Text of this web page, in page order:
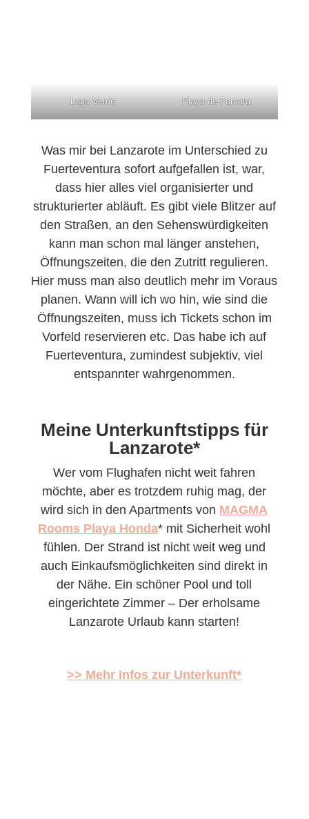
Lago Verde Playa de Famara
Was mir bei Lanzarote im Unterschied zu
Fuerteventura sofort aufgefallen ist, war,
dass hier alles viel organisierter und
strukturierter abläuft. Es gibt viele Blitzer auf
den Straßen, an den Sehenswürdigkeiten
kann man schon mal länger anstehen,
Öffnungszeiten, die den Zutritt regulieren.
Hier muss man also deutlich mehr im Voraus
planen. Wann will ich wo hin, wie sind die
Öffnungszeiten, muss ich Tickets schon im
Vorfeld reservieren etc. Das habe ich auf
Fuerteventura, zumindest subjektiv, viel
entspannter wahrgenommen.
Meine Unterkunftstipps für
Lanzarote*
Wer vom Flughafen nicht weit fahren
möchte, aber es trotzdem ruhig mag, der
wird sich in den Apartments von MAGMA
Rooms Playa Honda* mit Sicherheit wohl
fühlen. Der Strand ist nicht weit weg und
auch Einkaufsmöglichkeiten sind direkt in
der Nähe. Ein schöner Pool und toll
eingerichtete Zimmer – Der erholsame
Lanzarote Urlaub kann starten!
>> Mehr Infos zur Unterkunft*